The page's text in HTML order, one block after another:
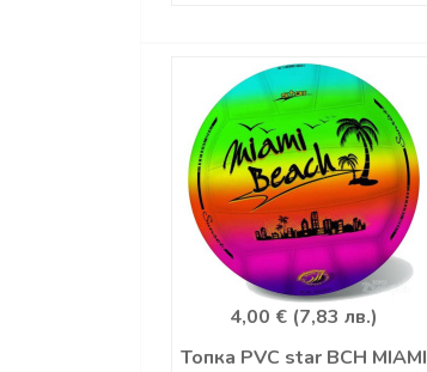
4,00 € (7,83 лв.)
Топка PVC star BCH MIAMI